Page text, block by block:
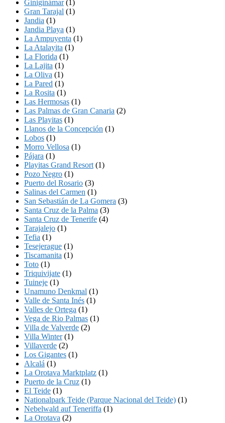
Giniginámar(1)
Gran Tarajal (1)
Jandia (1)
Jandia Playa (1)
La Ampuyenta (1)
La Atalayita (1)
La Florida (1)
La Lajita (1)
La Oliva (1)
La Pared (1)
La Rosita (1)
Las Hermosas (1)
Las Palmas de Gran Canaria (2)
Las Playitas (1)
Llanos de la Concepción (1)
Lobos (1)
Morro Vellosa (1)
Pájara (1)
Playitas Grand Resort (1)
Pozo Negro (1)
Puerto del Rosario (3)
Salinas del Carmen (1)
San Sebastián de La Gomera (3)
Santa Cruz de la Palma (3)
Santa Cruz de Tenerife (4)
Tarajalejo (1)
Tefia (1)
Tesejerague (1)
Tiscamanita (1)
Toto (1)
Triquivijate (1)
Tuineje (1)
Unamuno Denkmal (1)
Valle de Santa Inés (1)
Valles de Ortega (1)
Vega de Rio Palmas (1)
Villa de Valverde (2)
Villa Winter(1)
Villaverde (2)
Los Gigantes (1)
Alcalá (1)
La Orotava Marktplatz (1)
Puerto de la Cruz (1)
El Teide (1)
Nationalpark Teide (Parque Nacional del Teide) (1)
Nebelwald auf Teneriffa (1)
La Orotava (2)